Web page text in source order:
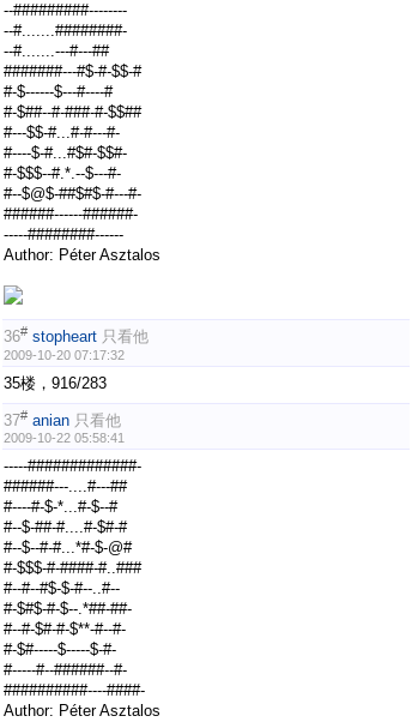
--#########--------
--#.......########-
--#.......---#---##
#######---#$-#-$$-#
#-$------$---#----#
#-$##--#-###-#-$$##
#---$$-#...#-#---#-
#----$-#...#$#-$$#-
#-$$$--#.*.--$---#-
#--$@$-##$#$-#---#-
######------######-
-----########------
Author: Péter Asztalos
36# stopheart 只看他
2009-10-20 07:17:32
35楼，916/283
37# anian 只看他
2009-10-22 05:58:41
-----#############-
######---....#---##
#----#-$-*...#-$--#
#--$-##-#....#-$#-#
#--$--#-#...*#-$-@#
#-$$$-#-####-#..###
#--#--#$-$-#--..#--
#-$#$-#-$--.*##-##-
#--#-$#-#-$**-#--#-
#-$#-----$-----$-#-
#-----#--######--#-
##########----####-
Author: Péter Asztalos